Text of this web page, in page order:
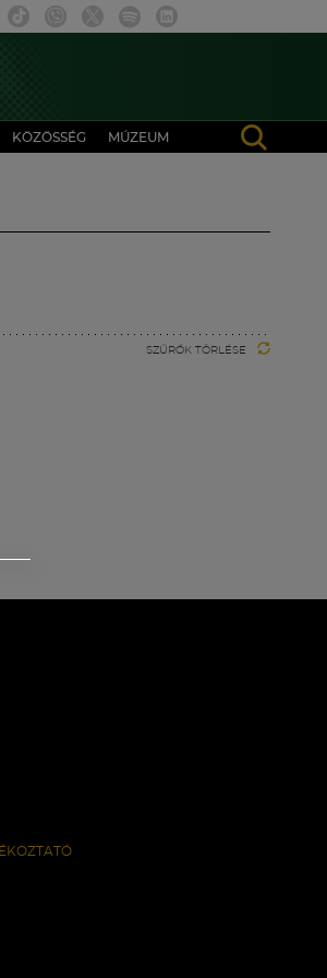
KÖZÖSSÉG MÚZEUM
SZŰRŐK TÖRLÉSE